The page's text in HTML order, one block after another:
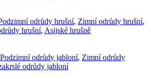
odrůdy hrušní, Zimní odrůdy hrušní,
hrušní, Asijské hrušně
Podzimní odrůdy jabloní, Zimní odrůdy
odrůdy jabloní